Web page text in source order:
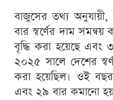
বাজুসের তথ্য
বার স্বর্ণের দাম
বৃদ্ধি করা হয়েছে এবং
২০২৫ সালে দেশের
করা হয়েছিল। ওই
এবং ২৯ বার কমানো